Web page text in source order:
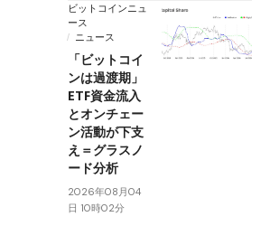
ビットコインニュ
ース
ニュース
「ビットコイ
ンは過渡期」
ETF資金流入
とオンチェー
ン活動が下支
え＝グラスノ
ード分析
2026年08月04
日 10時02分